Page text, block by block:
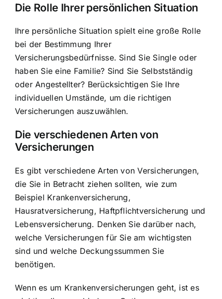
Die Rolle Ihrer persönlichen Situation
Ihre persönliche Situation spielt eine große Rolle
bei der Bestimmung Ihrer
Versicherungsbedürfnisse. Sind Sie Single oder
haben Sie eine Familie? Sind Sie Selbstständig
oder Angestellter? Berücksichtigen Sie Ihre
individuellen Umstände, um die richtigen
Versicherungen auszuwählen.
Die verschiedenen Arten von
Versicherungen
Es gibt verschiedene Arten von Versicherungen,
die Sie in Betracht ziehen sollten, wie zum
Beispiel Krankenversicherung,
Hausratversicherung, Haftpflichtversicherung und
Lebensversicherung. Denken Sie darüber nach,
welche Versicherungen für Sie am wichtigsten
sind und welche Deckungssummen Sie
benötigen.
Wenn es um Krankenversicherungen geht, ist es